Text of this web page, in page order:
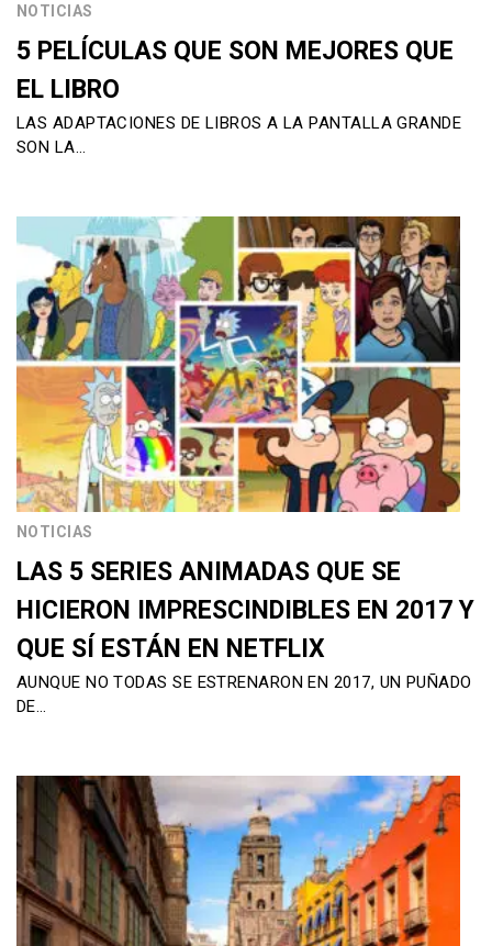
NOTICIAS
5 PELÍCULAS QUE SON MEJORES QUE
EL LIBRO
LAS ADAPTACIONES DE LIBROS A LA PANTALLA GRANDE
SON LA…
NOTICIAS
LAS 5 SERIES ANIMADAS QUE SE
HICIERON IMPRESCINDIBLES EN 2017 Y
QUE SÍ ESTÁN EN NETFLIX
AUNQUE NO TODAS SE ESTRENARON EN 2017, UN PUÑADO
DE…